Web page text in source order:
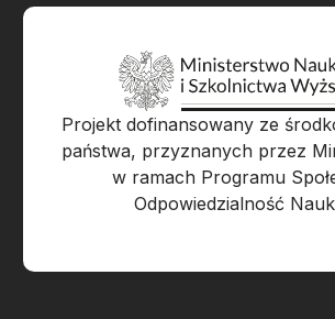
Projekt dofinansowany ze
państwa, przyznanych przez
w ramach Programu
Odpowiedzialność